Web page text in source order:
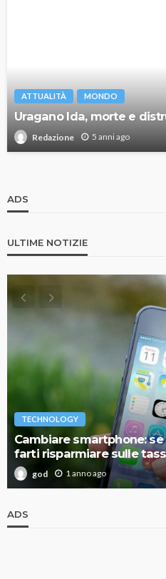
ATTUALITÀ MONDO
Uragano Ida, morte e
Redazione 5 anni ago
ADS
ULTIME NOTIZIE
TECHNOLOGY
Cambiare smartphone:
farti risparmiare sulle
god 1 anno ago
ADS